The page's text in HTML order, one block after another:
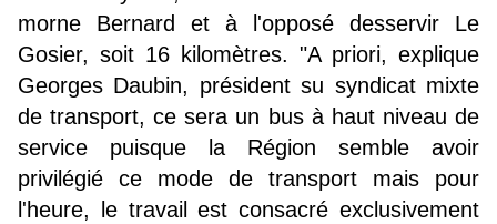
morne Bernard et à l'opposé desservir Le
Gosier, soit 16 kilomètres. "A priori, explique
Georges Daubin, président su syndicat mixte
de transport, ce sera un bus à haut niveau de
service puisque la Région semble avoir
privilégié ce mode de transport mais pour
l'heure, le travail est consacré exclusivement